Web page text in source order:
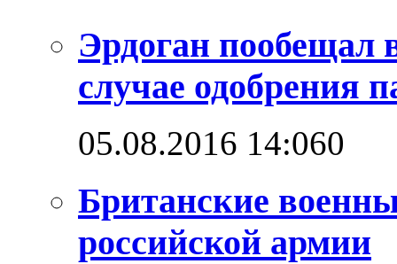
Эрдоган пообещал
случае одобрения
05.08.2016 14:060
Британские
российской армии